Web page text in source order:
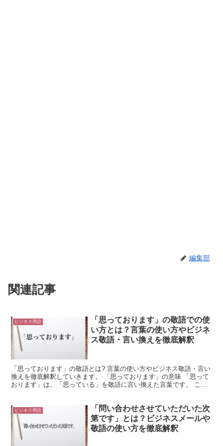
編集部
関連記事
ビジネス用語
「思っております」の敬語での使
い方とは？言葉の使い方やビジネ
ス敬語・言い換えを徹底解釈
「思っております」の敬語とは? 言葉の使い方やビジネス敬語・言い
換えを徹底解釈していきます。 「思っております」の意味 「思って
おります」は、「思っている」を敬語に言い換えた言葉です。 これ
ビジネス用語
「問い合わせさせていただいた次
第です」とは？ビジネスメールや
敬語の使い方を徹底解釈